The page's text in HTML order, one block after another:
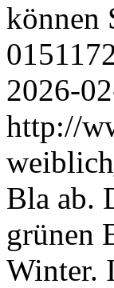
können
2026-
http://
Bla ab.
grünen
Winter.